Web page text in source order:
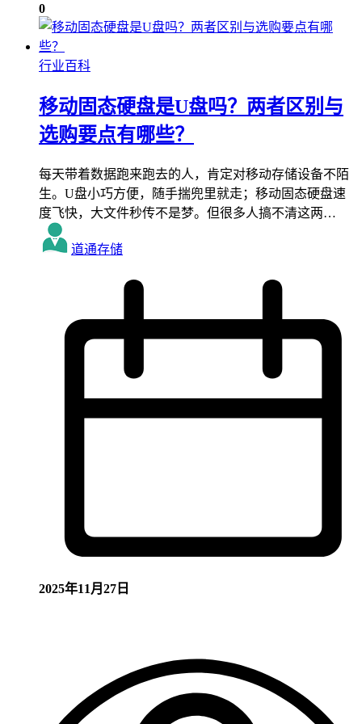
0
行业百科
移动固态硬盘是U盘吗？两者区别与
选购要点有哪些？
每天带着数据跑来跑去的人，肯定对移动存储设备不陌
生。U盘小巧方便，随手揣兜里就走；移动固态硬盘速
度飞快，大文件秒传不是梦。但很多人搞不清这两…
道通存储
2025年11月27日